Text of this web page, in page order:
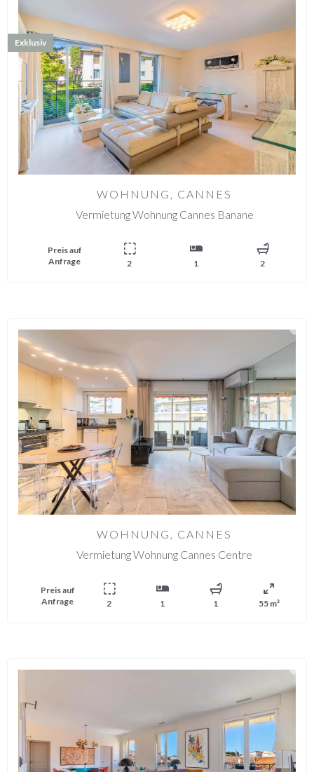
WOHNUNG, CANNES
Vermietung Wohnung Cannes Banane
Preis auf
Anfrage
2 1 2
Exklusiv
WOHNUNG, CANNES
Vermietung Wohnung Cannes Centre
Preis auf
Anfrage
2 1 1 55 m²